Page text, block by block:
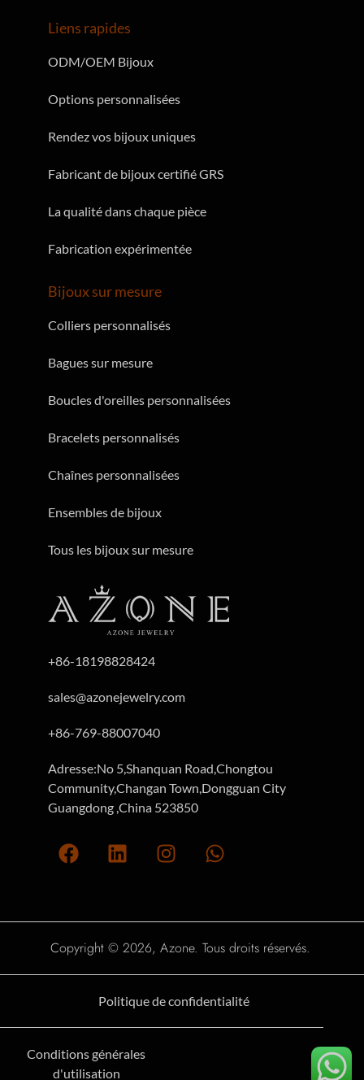
+86-18198828424
sales@azonejewelry.com
+86-769-88007040
Adresse:No 5,Shanquan Road,Chongtou
Community,Changan Town,Dongguan City
Guangdong ,China 523850
Bijoux sur mesure
Colliers personnalisés
Bagues sur mesure
Boucles d'oreilles personnalisées
Bracelets personnalisés
Chaînes personnalisées
Ensembles de bijoux
Tous les bijoux sur mesure
Liens rapides
ODM/OEM Bijoux
Options personnalisées
Rendez vos bijoux uniques
Fabricant de bijoux certifié GRS
La qualité dans chaque pièce
Fabrication expérimentée
Copyright © 2026, Azone. Tous droits réservés.
Politique de confidentialité
Conditions générales
d'utilisation